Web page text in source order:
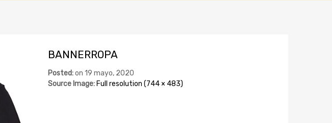
BANNERROPA
Posted:on 19 mayo, 2020
Source Image: Full resolution (744 × 483)